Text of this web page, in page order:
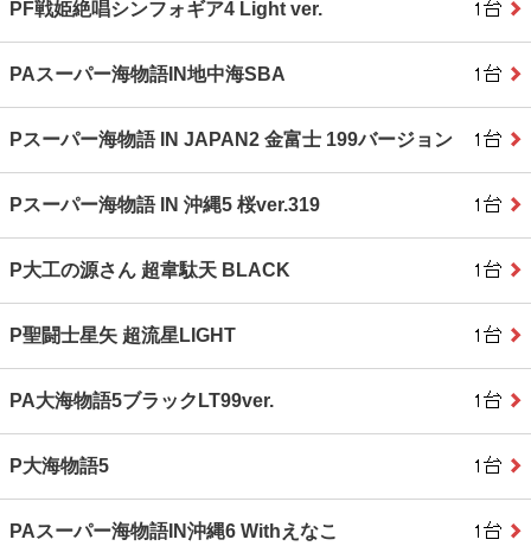
PF戦姫絶唱シンフォギア4 Light ver.
PAスーパー海物語IN地中海SBA
Pスーパー海物語 IN JAPAN2 金富士 199バージョン
Pスーパー海物語 IN 沖縄5 桜ver.319
P大工の源さん 超韋駄天 BLACK
P聖闘士星矢 超流星LIGHT
PA大海物語5ブラックLT99ver.
P大海物語5
PAスーパー海物語IN沖縄6 Withえなこ